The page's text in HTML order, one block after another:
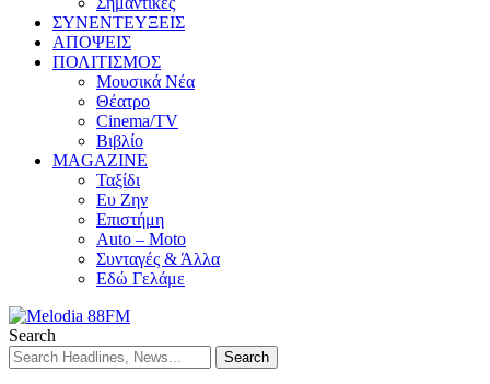
ΣΥΝΕΝΤΕΥΞΕΙΣ
ΑΠΟΨΕΙΣ
ΠΟΛΙΤΙΣΜΟΣ
Μουσικά Νέα
Θέατρο
Cinema/TV
Βιβλίο
MAGAZINE
Ταξίδι
Ευ Ζην
Επιστήμη
Auto – Moto
Συνταγές & Άλλα
Εδώ Γελάμε
Search